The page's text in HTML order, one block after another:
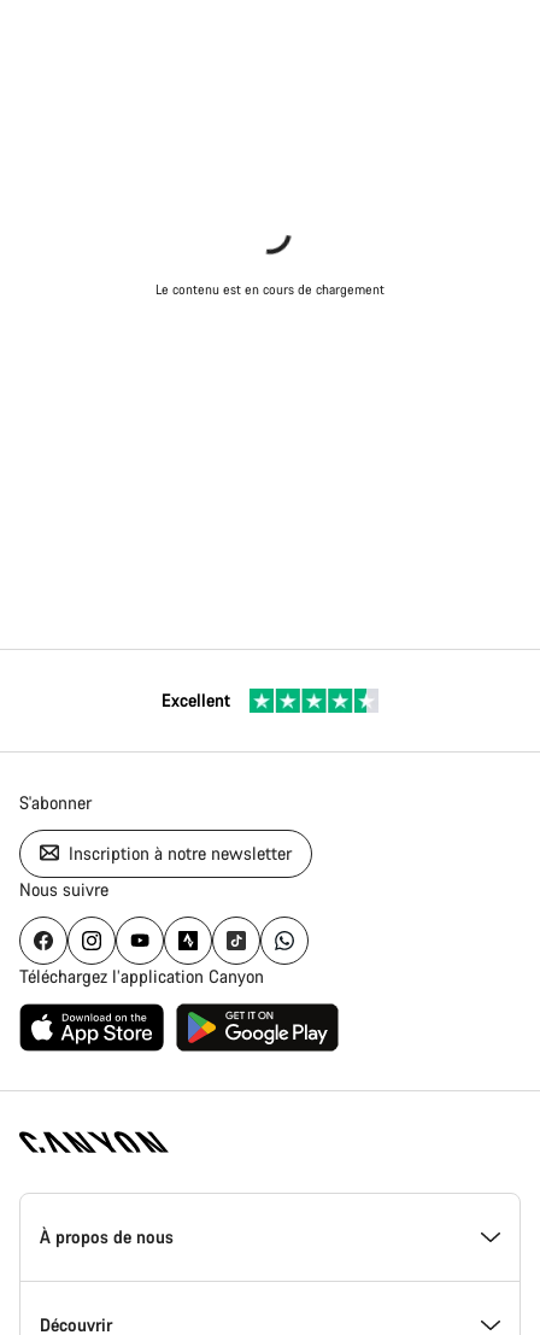
Le contenu est en cours de chargement
Excellent
S'abonner
Inscription à notre newsletter
Nous suivre
Téléchargez l’application Canyon
Page
d'accueil
Canyon
-
À propos de nous
Inside Canyon
Découvrir